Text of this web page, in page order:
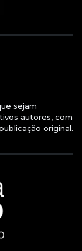
sejam
autores, com
original.